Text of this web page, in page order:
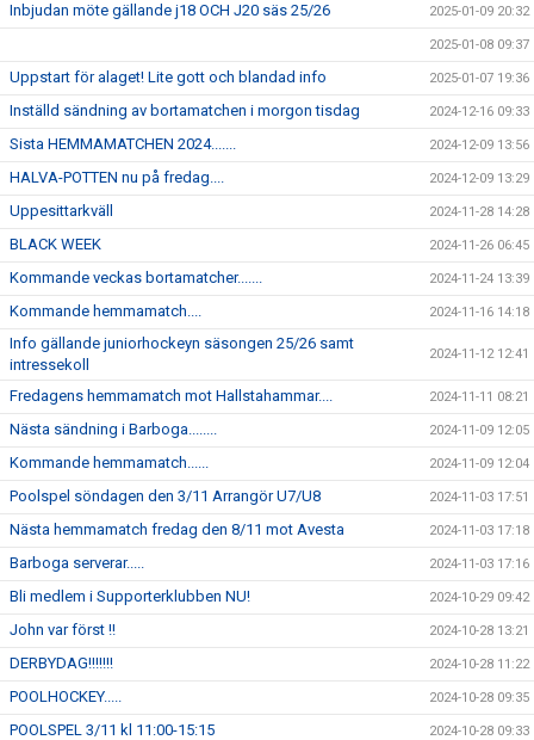
Inbjudan möte gällande j18 OCH J20 säs 25/26 2025-01-09 20:32
2025-01-08 09:37
Uppstart för alaget! Lite gott och blandad info 2025-01-07 19:36
Inställd sändning av bortamatchen i morgon tisdag 2024-12-16 09:33
Sista HEMMAMATCHEN 2024....... 2024-12-09 13:56
HALVA-POTTEN nu på fredag.... 2024-12-09 13:29
Uppesittarkväll 2024-11-28 14:28
BLACK WEEK 2024-11-26 06:45
Kommande veckas bortamatcher....... 2024-11-24 13:39
Kommande hemmamatch.... 2024-11-16 14:18
Info gällande juniorhockeyn säsongen 25/26 samt
intressekoll
2024-11-12 12:41
Fredagens hemmamatch mot Hallstahammar.... 2024-11-11 08:21
Nästa sändning i Barboga........ 2024-11-09 12:05
Kommande hemmamatch...... 2024-11-09 12:04
Poolspel söndagen den 3/11 Arrangör U7/U8 2024-11-03 17:51
Nästa hemmamatch fredag den 8/11 mot Avesta 2024-11-03 17:18
Barboga serverar..... 2024-11-03 17:16
Bli medlem i Supporterklubben NU! 2024-10-29 09:42
John var först !! 2024-10-28 13:21
DERBYDAG!!!!!!! 2024-10-28 11:22
POOLHOCKEY..... 2024-10-28 09:35
POOLSPEL 3/11 kl 11:00-15:15 2024-10-28 09:33